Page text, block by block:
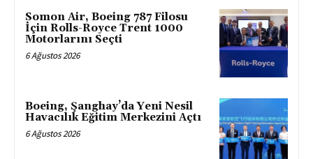
Somon Air, Boeing 787 Filosu
İçin Rolls-Royce Trent 1000
Motorlarını Seçti
6 Ağustos 2026
Boeing, Şanghay’da Yeni Nesil
Havacılık Eğitim Merkezini Açtı
6 Ağustos 2026